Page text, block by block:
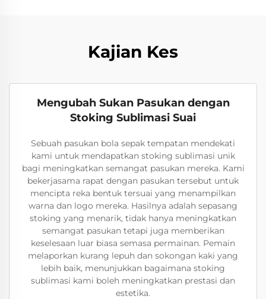
Kajian Kes
Mengubah Sukan Pasukan dengan
Stoking Sublimasi Suai
Sebuah pasukan bola sepak tempatan mendekati
kami untuk mendapatkan stoking sublimasi unik
bagi meningkatkan semangat pasukan mereka. Kami
bekerjasama rapat dengan pasukan tersebut untuk
mencipta reka bentuk tersuai yang menampilkan
warna dan logo mereka. Hasilnya adalah sepasang
stoking yang menarik, tidak hanya meningkatkan
semangat pasukan tetapi juga memberikan
keselesaan luar biasa semasa permainan. Pemain
melaporkan kurang lepuh dan sokongan kaki yang
lebih baik, menunjukkan bagaimana stoking
sublimasi kami boleh meningkatkan prestasi dan
estetika.